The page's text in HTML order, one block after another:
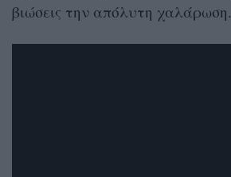
βιώσεις την απόλυτη χαλάρωση.